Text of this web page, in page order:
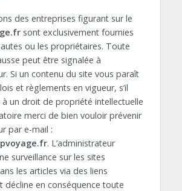
des entreprises figurant sur le
sont exclusivement fournies
ou les propriétaires. Toute
peut être signalée à
Si un contenu du site vous paraît
et règlements en vigueur, s’il
un droit de propriété intellectuelle
merci de bien vouloir prévenir
par e-mail :
. L’administrateur
surveillance sur les sites
les articles via des liens
décline en conséquence toute